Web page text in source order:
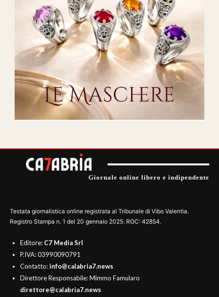
Giornale online libero e indipendente
Testata giornalistica online registrata al Tribunale di Vibo Valentia.
Registro Stampa n. 1 del 20 gennaio 2025. ROC: 42854.
Editore: C7 Media Srl
P.IVA: 03990090791
Contatto:info@calabria7.news
Direttore Responsabile: Mimmo Famularo
direttore@calabria7.news